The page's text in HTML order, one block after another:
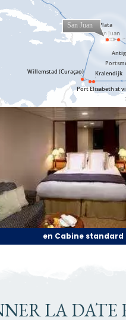
en Cabine standard
LA DATE